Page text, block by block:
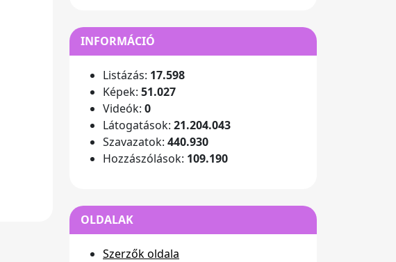
INFORMÁCIÓ
Listázás: 17.598
Képek: 51.027
Videók: 0
Látogatások: 21.204.043
Szavazatok: 440.930
Hozzászólások: 109.190
OLDALAK
Szerzők oldala